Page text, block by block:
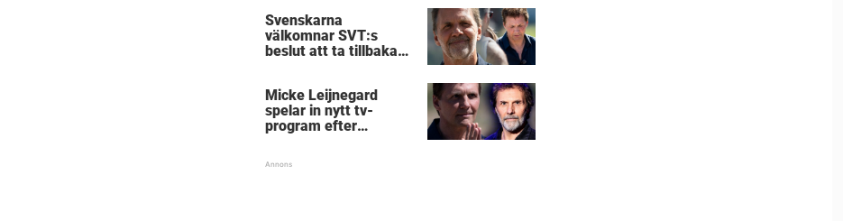
Svenskarna
välkomnar SVT:s
beslut att ta tillbaka
Micke Leijnegard
spelar in nytt tv-
program efter